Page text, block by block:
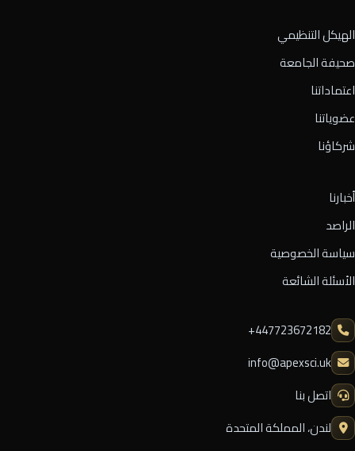
الهيكل التنظيمي
صحيفة الجامعة
اعتماداتنا
عضوياتنا
شركاؤنا
أخبارنا
الراصد
سياسة الخصوصية
الأسئلة الشائعة
⁦+447723672182⁩
info@apexsci.uk
اتصل بنا
لندن، المملكة المتحدة